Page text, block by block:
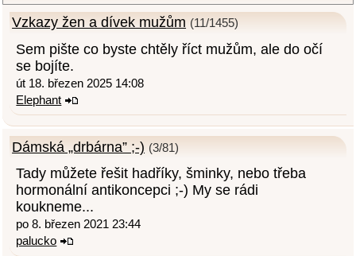
Vzkazy žen a dívek mužům (11/1455)
Sem pište co byste chtěly říct mužům, ale do očí
se bojíte.
út 18. březen 2025 14:08
Elephant
Dámská „drbárna” ;-) (3/81)
Tady můžete řešit hadříky, šminky, nebo třeba
hormonální antikoncepci ;-) My se rádi
koukneme...
po 8. březen 2021 23:44
palucko